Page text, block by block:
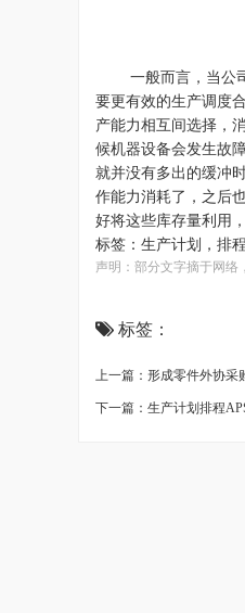
一般而言，当公
要更有效的生产调度
产能力相互间选择，
候机器设备会发生故
就并没有多出的缓冲
作能力消耗了，之后
好将这些库存量利用
标签： 生产计划 ，排程
声明：部分文字摘于网络
标签：
上一篇：形成零件外协采
下一篇：生产计划排程